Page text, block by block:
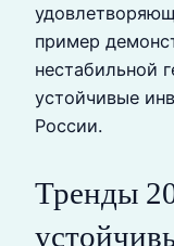
пример
нестабильной
устойчивые
России.
Тренды